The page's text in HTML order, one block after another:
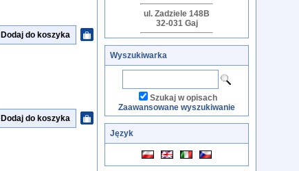
ul. Zadziele 148B
32-031 Gaj
Wyszukiwarka
Szukaj w opisach
Zaawansowane wyszukiwanie
Język